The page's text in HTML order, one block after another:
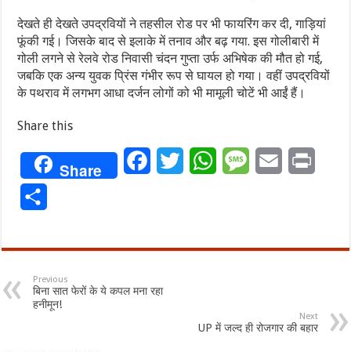
देखते ही देखते उपद्रवियों ने तहसील रोड पर भी फायरिंग कर दी, गाड़ियां
फूंकी गई। जिसके बाद से इलाके में तनाव और बढ़ गया. इस गोलीबारी में
गोली लगने से रेलवे रोड निवासी चंदन गुप्ता उर्फ अभिषेक की मौत हो गई,
जबकि एक अन्य युवक प्रिंस गंभीर रूप से घायल हो गया। वहीं उपद्रवियों
के पथराव में लगभग आधा दर्जन लोगों को भी मामूली चोटें भी आईं हैं।
Share this
Share FacebookTwitterWhatsAppMessageEmail
Previous
बिना सात फेरों के ये कपल मना रहा
हनीमून!
Next
UP में जल्द ही रोजगार की बहार